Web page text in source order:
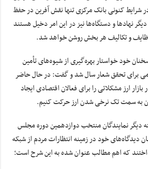
شرایط کنونی بانک مرکزی تنها نقش آفرین در حفظ
نهادها و دستگاه‌ها نیز در این امر دخیل هستند
وظایف و تکالیف هر بخش روشن خواهد شد.
خود خواستار بهره‌گیری از شیوه‌های تأمین
برای تحقق شعار سال شد و گفت: در حال حاضر
ارز مشکلاتی را برای فعالان اقتصادی ایجاد
به سمت تک نرخی شدن ارز حرکت کنیم.
دیگر نمایندگان منتخب دوازدهمین دوره مجلس
دیدگاه‌های خود در زمینه انتظارات مردم از شبکه
که اهم مطالب عنوان شده به این شرح است؛